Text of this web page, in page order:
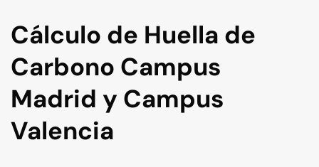
Cálculo de Huella de
Carbono Campus
Madrid y Campus
Valencia